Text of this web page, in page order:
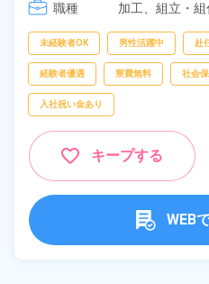
ド
お仕事
出典：「位置参照情報
Geo API」(HeartRails
[4] 08:20～
職種
加工、 組立・組
掛け、データ入
未経験者OK 男性活躍中 赴
経験者優遇 寮費無料 社会
入社祝い金あり
キープする
WEB